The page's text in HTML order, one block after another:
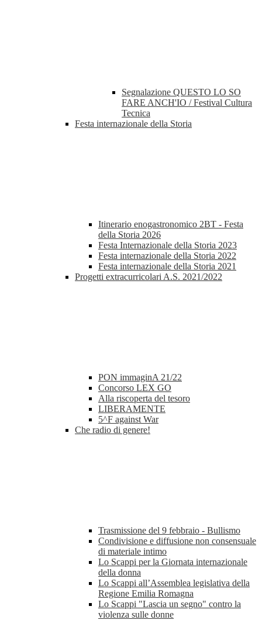
Segnalazione QUESTO LO SO
FARE ANCH'IO / Festival Cultura
Tecnica
Festa internazionale della Storia
Itinerario enogastronomico 2BT - Festa
della Storia 2026
Festa Internazionale della Storia 2023
Festa internazionale della Storia 2022
Festa internazionale della Storia 2021
Progetti extracurricolari A.S. 2021/2022
PON immaginA 21/22
Concorso LEX GO
Alla riscoperta del tesoro
LIBERAMENTE
5^F against War
Che radio di genere!
Trasmissione del 9 febbraio - Bullismo
Condivisione e diffusione non consensuale
di materiale intimo
Lo Scappi per la Giornata internazionale
della donna
Lo Scappi all’Assemblea legislativa della
Regione Emilia Romagna
Lo Scappi "Lascia un segno" contro la
violenza sulle donne